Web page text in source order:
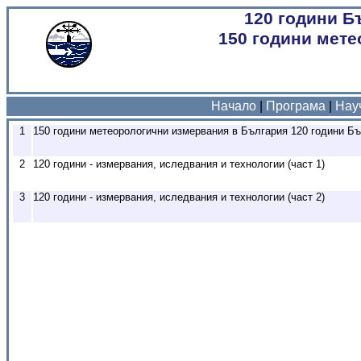
120 години
150 години
Начало Програма
1 150 години метеорологични измервания в България 120 години
2 120 години - измервания, иследвания и технологии (част 1)
3 120 години - измервания, иследвания и технологии (част 2)